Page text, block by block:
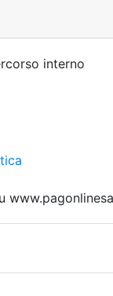
interno